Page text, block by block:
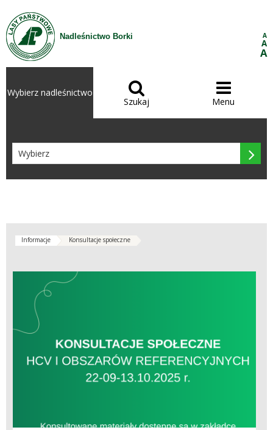
Przejdź do treści
Nadleśnictwo Borki A
A
A
Wybierz nadleśnictwo 
Szukaj

Menu

Informacje Konsultacje społeczne